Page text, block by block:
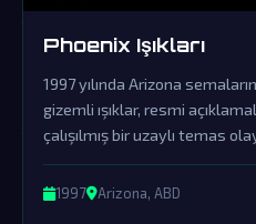
Phoenix Işıkları
1997 yılında Arizona
gizemli ışıklar, resmi
çalışılmış bir uzaylı temas
ve yalanlamaları, bu
kanıtı olduğuna dair şüpheleri
1997 Arizona, ABD